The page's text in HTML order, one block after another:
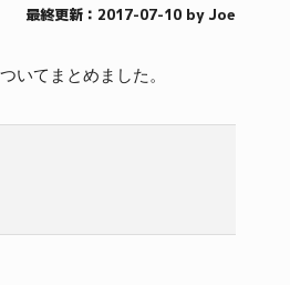
最終更新：2017-07-10 by Joe
いてまとめました。